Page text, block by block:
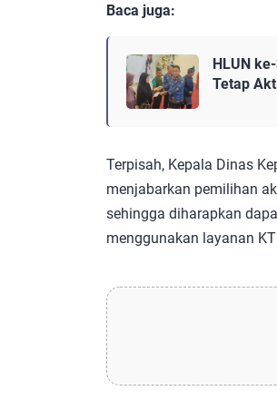
Baca juga:
HLUN
Tetap
Terpisah, Kepala Dinas
menjabarkan pemilihan
sehingga diharapkan
menggunakan layanan